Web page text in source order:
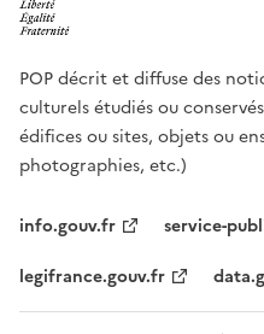
POP décrit et diffuse des
culturels étudiés ou
édifices ou sites, objets ou
photographies, etc.)
info.gouv.fr
service-
legifrance.gouv.fr